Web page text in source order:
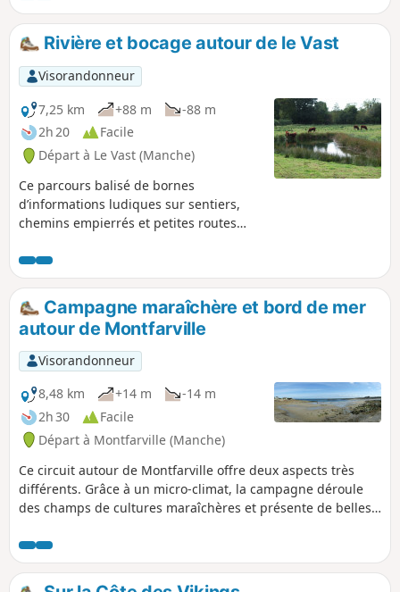
Rivière et bocage autour de le Vast
Visorandonneur
7,25 km
+88 m
-88 m
2h 20
Facile
Départ à Le Vast (Manche)
Ce parcours balisé de bornes
d’informations ludiques sur sentiers,
chemins empierrés et petites routes
historique et naturel de cette commune
traversée par la Rivière la Saire.Ce
parcours a été inspiré d'un projet du
Centre Permanent d'Initiative pour
l'Environnement du Cotentin.
Campagne maraîchère et bord de mer
autour de Montfarville
Visorandonneur
8,48 km
+14 m
-14 m
2h 30
Facile
Départ à Montfarville (Manche)
Ce circuit autour de Montfarville offre deux aspects très
différents. Grâce à un micro-climat, la campagne déroule
des champs de cultures maraîchères et présente de belles
côte rocheuse bordée de belles plages. Au départ ou à
l’arrivée, ne pas manquer la visite de l’église.